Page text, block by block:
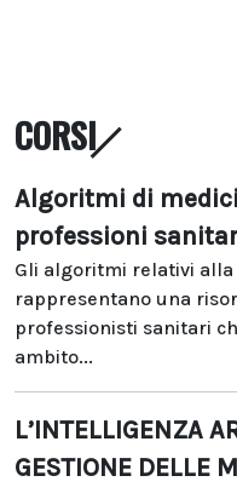
CORSI
Algoritmi di
professioni
Gli algoritmi relativi
rappresentano una
professionisti sanitari
ambito...
L’INTELLIGENZA
GESTIONE DELLE